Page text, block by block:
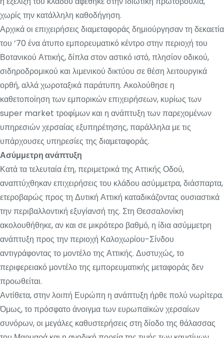
χωρίς την κατάλληλη καθοδήγηση.
Αρχικά οι επιχειρήσεις διαμεταφοράς δημιούργησαν τη δεκαετία
του ’70 ένα άτυπο εμπορευματικό κέντρο στην περιοχή του
Βοτανικού Αττικής, δίπλα στον αστικό ιστό, πλησίον οδικού,
σιδηροδρομικού και λιμενικού δικτύου σε θέση λειτουργικά
ορθή, αλλά χωροταξικά παράτυπη. Ακολούθησε η
καθετοποίηση των εμπορικών επιχειρήσεων, κυρίως των
super market τροφίμων και η ανάπτυξη των παρεχομένων
υπηρεσιών χερσαίας εξυπηρέτησης, παράλληλα με τις
υπάρχουσες υπηρεσίες της διαμεταφοράς.
Ασύμμετρη ανάπτυξη
Κατά τα τελευταία έτη, περιμετρικά της Αττικής Οδού,
αναπτύχθηκαν επιχειρήσεις του κλάδου ασύμμετρα, διάσπαρτα,
ετεροβαρώς προς τη Δυτική Αττική καταδικάζοντας ουσιαστικά
την περιβαλλοντική εξυγίανσή της. Στη Θεσσαλονίκη
ακολουθήθηκε, αν και σε μικρότερο βαθμό, η ίδια ασύμμετρη
ανάπτυξη προς την περιοχή Καλοχωρίου-Σίνδου
αντιγράφοντας το μοντέλο της Αττικής. Δυστυχώς, το
περιφερειακό μοντέλο της εμπορευματικής μεταφοράς δεν
προωθείται.
Αντίθετα, στην λοιπή Ευρώπη η ανάπτυξη ήρθε πολύ νωρίτερα.
Όμως, το πρόσφατο άνοιγμα των ευρωπαϊκών χερσαίων
συνόρων, οι μεγάλες καθυστερήσεις στη δίοδο της θάλασσας